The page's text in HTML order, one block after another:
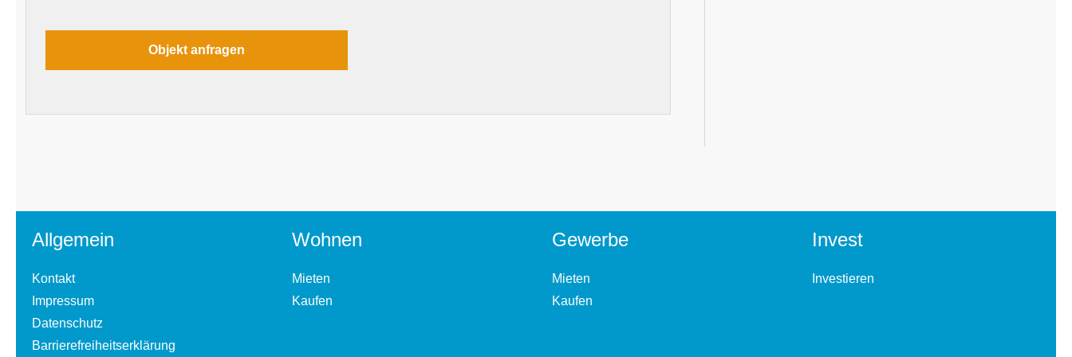
Allgemein
Kontakt
Impressum
Datenschutz
Barrierefreiheitserklärung
Wohnen
Mieten
Kaufen
Gewerbe
Mieten
Kaufen
Invest
Investieren